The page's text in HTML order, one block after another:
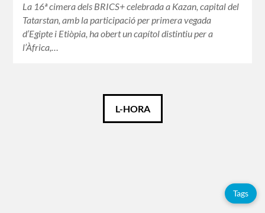
La 16ª cimera dels BRICS+ celebrada a Kazan, capital del
Tatarstan, amb la participació per primera vegada
d’Egipte i Etiòpia, ha obert un capítol distintiu per a
l’Àfrica,…
L-HORA
Tags